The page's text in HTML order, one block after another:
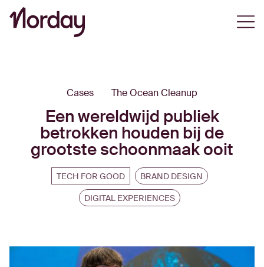
Cases The Ocean Cleanup
Een wereldwijd publiek
betrokken houden bij de
grootste schoonmaak ooit
TECH FOR GOOD BRAND DESIGN
DIGITAL EXPERIENCES